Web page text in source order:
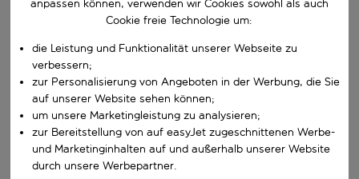
Beginne mit der Eingabe für die automatische
Beginne mit der Eingabe für die automatische
Nach
Wähle deine Reisedaten
Wann
anpassen können, verwenden wir Cookies sowohl als auch
Cookie freie Technologie um:
die Leistung und Funktionalität unserer Webseite zu
verbessern;
zur Personalisierung von Angeboten in der Werbung, die Sie
auf unserer Website sehen können;
um unsere Marketingleistung zu analysieren;
zur Bereitstellung von auf easyJet zugeschnittenen Werbe-
und Marketinginhalten auf und außerhalb unserer Website
durch unsere Werbepartner.